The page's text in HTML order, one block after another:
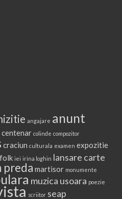
angajare anunt
centenar colinde compozitor
craciun culturala examen expozitie
folk iei irina loghin lansare carte
preda martisor monumente
muzica usoara poezie
scriitor seap